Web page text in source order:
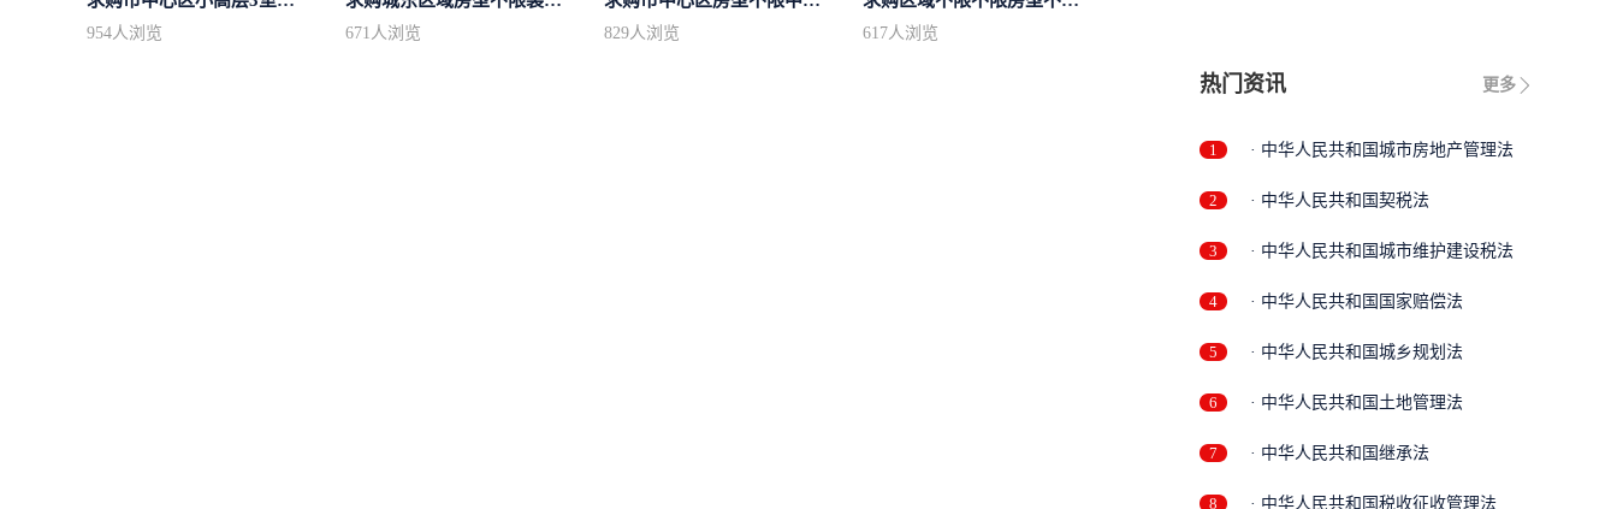
954人浏览 671人浏览 829人浏览 617人浏览
更多
热门资讯
1 · 中华人民共和国城市房地产管理法
2 · 中华人民共和国契税法
3 · 中华人民共和国城市维护建设税法
4 · 中华人民共和国国家赔偿法
5 · 中华人民共和国城乡规划法
6 · 中华人民共和国土地管理法
7 · 中华人民共和国继承法
8 · 中华人民共和国税收征收管理法